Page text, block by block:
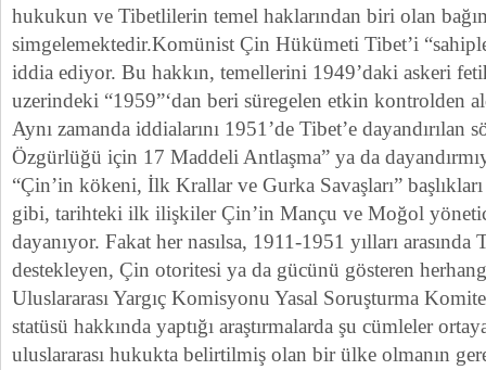
hukukun ve Tibetlilerin temel haklarından biri olan
simgelemektedir.Komünist Çin Hükümeti Tibet’i
iddia ediyor. Bu hakkın, temellerini 1949’daki askeri
uzerindeki “1959”‘dan beri süregelen etkin kontrolden
Aynı zamanda iddialarını 1951’de Tibet’e dayandırılan
Özgürlüğü için 17 Maddeli Antlaşma” ya da
“Çin’in kökeni, İlk Krallar ve Gurka Savaşları”
gibi, tarihteki ilk ilişkiler Çin’in Mançu ve Moğol
dayanıyor. Fakat her nasılsa, 1911-1951 yılları arasında
destekleyen, Çin otoritesi ya da gücünü gösteren
Uluslararası Yargıç Komisyonu Yasal Soruşturma
statüsü hakkında yaptığı araştırmalarda şu cümleler
uluslararası hukukta belirtilmiş olan bir ülke olmanın